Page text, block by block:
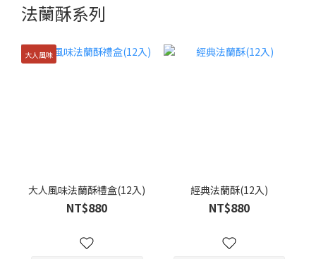
法蘭酥系列
大人風味
大人風味法蘭酥禮盒(12入)
NT$880
經典法蘭酥(12入)
NT$880